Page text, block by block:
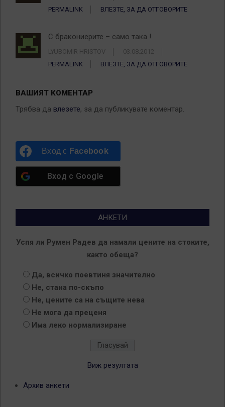
PERMALINK
ВЛЕЗТЕ, ЗА ДА ОТГОВОРИТЕ
С бракониерите – само така !
LYUBOMIR HRISTOV
03.08.2012
PERMALINK
ВЛЕЗТЕ, ЗА ДА ОТГОВОРИТЕ
ВАШИЯТ КОМЕНТАР
Трябва да влезете, за да публикувате коментар.
Вход с Facebook
Вход с Google
АНКЕТИ
Успя ли Румен Радев да намали цените на стоките,
както обеща?
Да, всичко поевтиня значително
Не, стана по-скъпо
Не, цените са на същите нева
Не мога да преценя
Има леко нормализиране
Виж резултата
Архив анкети